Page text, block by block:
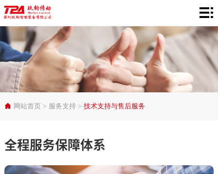
网
站
首
页
产
品
中
在
线
行
用
支
持
于
TPA
网站首页 > 服务支持 > 技术支持与售后服务
全程服务保障体系